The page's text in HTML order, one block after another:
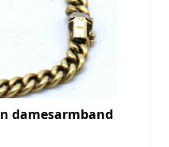
damesarmband